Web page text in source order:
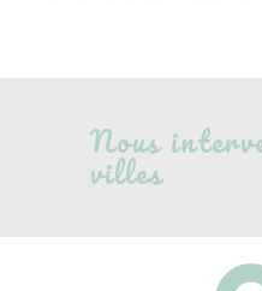
Nous
villes